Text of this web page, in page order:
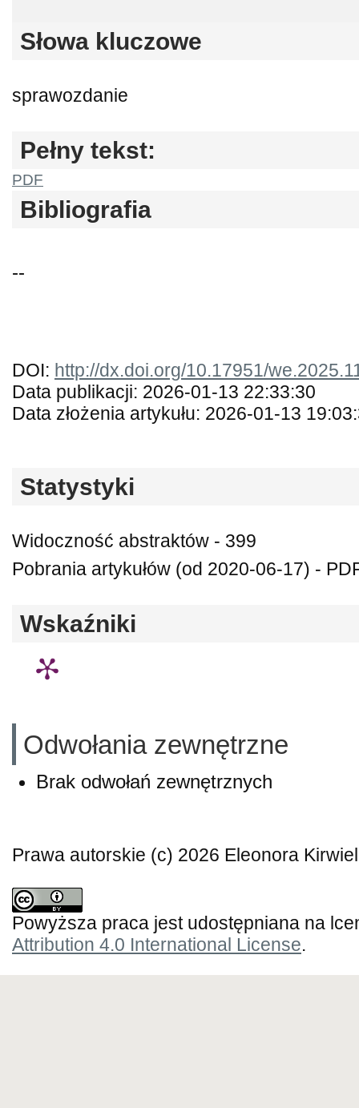
Słowa kluczowe
sprawozdanie
Pełny tekst:
PDF
Bibliografia
--
DOI: http://dx.doi.org/10.17951/
Data publikacji: 2026-01-13 22:33:30
Data złożenia artykułu: 2026-01-13
Statystyki
Widoczność abstraktów - 399
Pobrania artykułów (od 2020-06-17) -
Wskaźniki
Odwołania zewnętrzne
Brak odwołań zewnętrznych
Prawa autorskie (c) 2026 Eleonora
Powyższa praca jest udostępniana na
Attribution 4.0 International License.